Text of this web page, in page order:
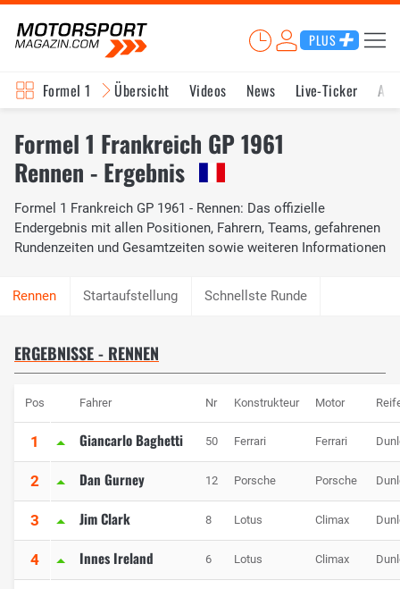
PLUS
Formel 1 Übersicht Videos News Live-Ticker
Formel 1 Frankreich GP 1961
Rennen - Ergebnis
Formel 1 Frankreich GP 1961 - Rennen: Das offizielle
Endergebnis mit allen Positionen, Fahrern, Teams, gefahrenen
Rundenzeiten und Gesamtzeiten sowie weiteren Informationen
Startaufstellung Schnellste Runde
ERGEBNISSE - RENNEN
Pos Fahrer Nr Konstrukteur Motor
1 Giancarlo Baghetti 50 Ferrari Ferrari
2 Dan Gurney 12 Porsche Porsche
3 Jim Clark 8 Lotus Climax
4 Innes Ireland 6 Lotus Climax